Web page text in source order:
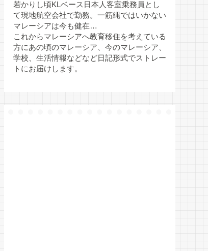
若かりし頃KLベース日本人客室乗務員とし
て現地航空会社で勤務。一筋縄ではいかない
マレーシアは今も健在…
これからマレーシアへ教育移住を考えている
方にあの頃のマレーシア、今のマレーシア、
学校、生活情報などなど日記形式でストレー
トにお届けします。